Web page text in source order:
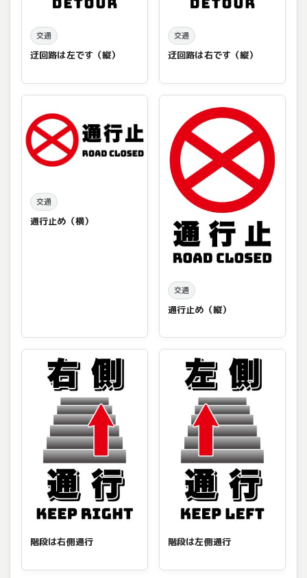
交通
迂回路は左です（縦）
交通
迂回路は右です（縦）
交通
通行止め（横）
交通
通行止め（縦）
階段は右側通行 階段は左側通行